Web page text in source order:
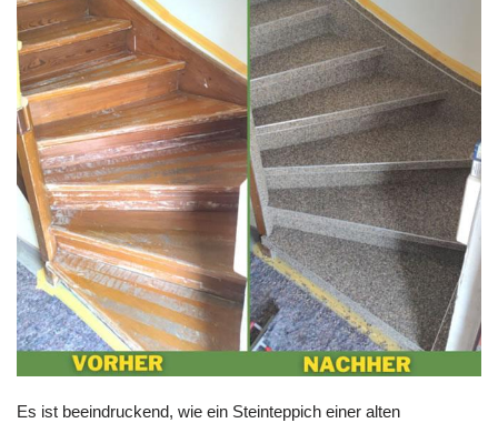
Es ist beeindruckend, wie ein Steinteppich einer alten